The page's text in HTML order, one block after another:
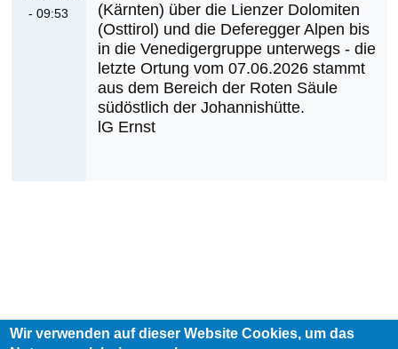
- 09:53
(Kärnten) über die Lienzer Dolomiten
(Osttirol) und die Deferegger Alpen bis
in die Venedigergruppe unterwegs - die
letzte Ortung vom 07.06.2026 stammt
aus dem Bereich der Roten Säule
südöstlich der Johannishütte.
lG Ernst
Wir verwenden auf dieser Website Cookies, um das